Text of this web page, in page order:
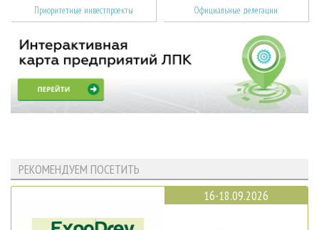
Приоритетные инвестпроекты Официальные делегации
РЕКОМЕНДУЕМ ПОСЕТИТЬ
16-18.09.2026